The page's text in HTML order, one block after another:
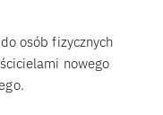
osób fizycznych
nowego